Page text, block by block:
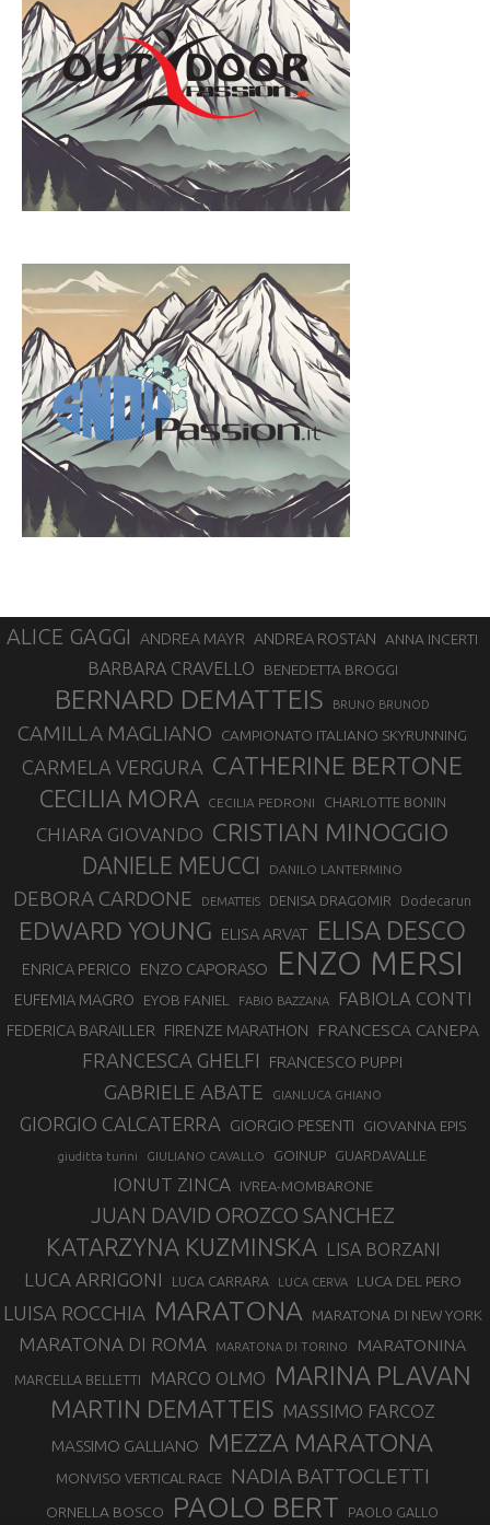
ALICE GAGGI ANDREA MAYR ANDREA ROSTAN ANNA INCERTI
BARBARA CRAVELLO BENEDETTA BROGGI
BERNARD DEMATTEIS BRUNO BRUNOD
CAMILLA MAGLIANO CAMPIONATO ITALIANO SKYRUNNING
CARMELA VERGURA CATHERINE BERTONE
CECILIA MORA CECILIA PEDRONI CHARLOTTE BONIN
CHIARA GIOVANDO CRISTIAN MINOGGIO
DANIELE MEUCCI DANILO LANTERMINO
DEBORA CARDONE DEMATTEIS DENISA DRAGOMIR Dodecarun
EDWARD YOUNG ELISA ARVAT ELISA DESCO
ENRICA PERICO ENZO CAPORASO ENZO MERSI
EUFEMIA MAGRO EYOB FANIEL FABIO BAZZANA FABIOLA CONTI
FEDERICA BARAILLER FIRENZE MARATHON FRANCESCA CANEPA
FRANCESCA GHELFI FRANCESCO PUPPI
GABRIELE ABATE GIANLUCA GHIANO
GIORGIO CALCATERRA GIORGIO PESENTI GIOVANNA EPIS
giuditta turini GIULIANO CAVALLO GOINUP GUARDAVALLE
IONUT ZINCA IVREA-MOMBARONE
JUAN DAVID OROZCO SANCHEZ
KATARZYNA KUZMINSKA LISA BORZANI
LUCA ARRIGONI LUCA CARRARA LUCA CERVA LUCA DEL PERO
LUISA ROCCHIA MARATONA MARATONA DI NEW YORK
MARATONA DI ROMA MARATONA DI TORINO MARATONINA
MARCELLA BELLETTI MARCO OLMO MARINA PLAVAN
MARTIN DEMATTEIS MASSIMO FARCOZ
MASSIMO GALLIANO MEZZA MARATONA
MONVISO VERTICAL RACE NADIA BATTOCLETTI
ORNELLA BOSCO PAOLO BERT PAOLO GALLO